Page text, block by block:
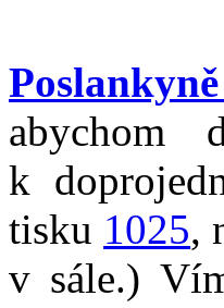
abychom
k
tisku 1025,
v sále.)